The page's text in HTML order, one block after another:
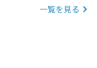
一覧を見る